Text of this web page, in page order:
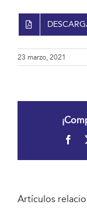
23 marzo, 2021
Artículos